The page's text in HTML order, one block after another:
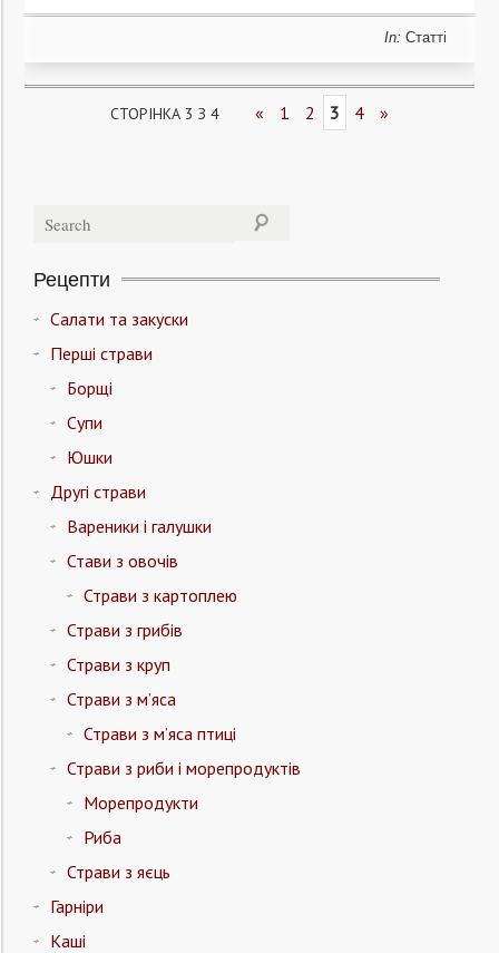
In: Статті
СТОРІНКА 3 З 4 « 1 2 3 4 »
Рецепти
Салати та закуски
Перші страви
Борщі
Супи
Юшки
Другі страви
Вареники і галушки
Стави з овочів
Страви з картоплею
Страви з грибів
Страви з круп
Страви з м’яса
Страви з м’яса птиці
Страви з риби і морепродуктів
Морепродукти
Риба
Страви з яєць
Гарніри
Каші